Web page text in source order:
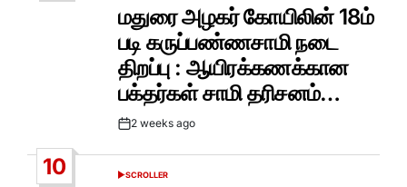
மதுரை அழகர் கோயிலின் 18ம்
படி கருப்பண்ணசாமி நடை
திறப்பு : ஆயிரக்கணக்கான
பக்தர்கள் சாமி தரிசனம்…
Post2 weeks ago
10
POSTED
SCROLLER